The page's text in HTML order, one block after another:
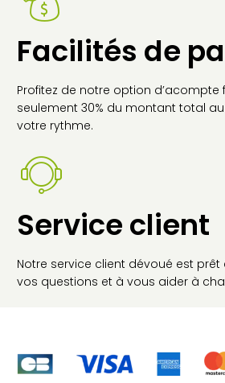
Facilités de
Profitez de notre option d’acompte
seulement 30% du montant total
votre rythme.
Service client
Notre service client dévoué est
vos questions et à vous aider à